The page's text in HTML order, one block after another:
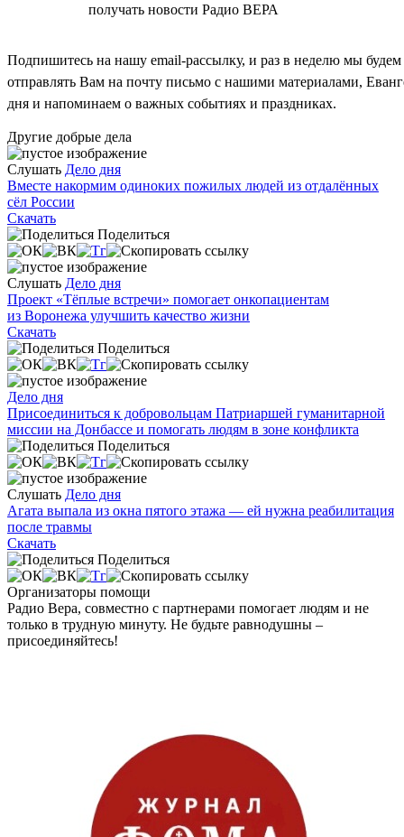
получать новости Радио ВЕРА
Подпишитесь на нашу email-рассылку, и раз в неделю мы будем
отправлять Вам на почту письмо с нашими материалами,
дня и напоминаем о важных событиях и праздниках.
Другие добрые дела
Слушать Дело дня
Вместе накормим одиноких пожилых людей из отдалённых
сёл России
Скачать
Поделиться
Слушать Дело дня
Проект «Тёплые встречи» помогает онкопациентам
из Воронежа улучшить качество жизни
Скачать
Поделиться
Дело дня
Присоединиться к добровольцам Патриаршей гуманитарной
миссии на Донбассе и помогать людям в зоне конфликта
Поделиться
Слушать Дело дня
Агата выпала из окна пятого этажа — ей нужна реабилитация
после травмы
Скачать
Поделиться
Организаторы помощи
Радио Вера, совместно с партнерами помогает людям и не
только в трудную минуту. Не будьте равнодушны –
присоединяйтесь!